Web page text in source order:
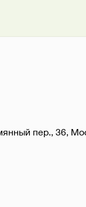
пер., 36,